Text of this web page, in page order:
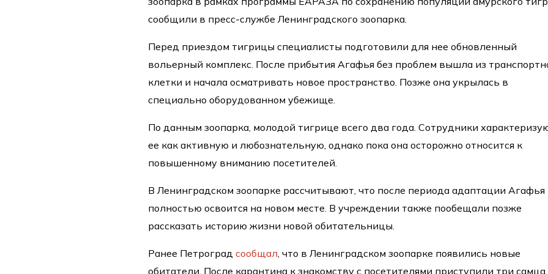
сообщили в пресс-службе Ленинградского зоопарка.
Перед приездом тигрицы специалисты подготовили для нее обновленный
вольерный комплекс. После прибытия Агафья без проблем вышла из
клетки и начала осматривать новое пространство. Позже она укрылась в
специально оборудованном убежище.
По данным зоопарка, молодой тигрице всего два года. Сотрудники
ее как активную и любознательную, однако пока она осторожно относится к
повышенному вниманию посетителей.
В Ленинградском зоопарке рассчитывают, что после периода адаптации Агафья
полностью освоится на новом месте. В учреждении также пообещали позже
рассказать историю жизни новой обитательницы.
Ранее Петроградсообщал , что в Ленинградском зоопарке появились новые
обитатели. После карантина к знакомству с посетителями приступили три самца